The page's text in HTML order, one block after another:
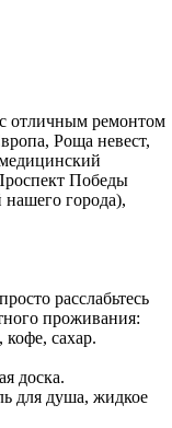
отличным ремонтом
Роща невест,
Победы
нашего города),
расслабьтесь
проживания:
сахар.
доска.
для душа, жидкое